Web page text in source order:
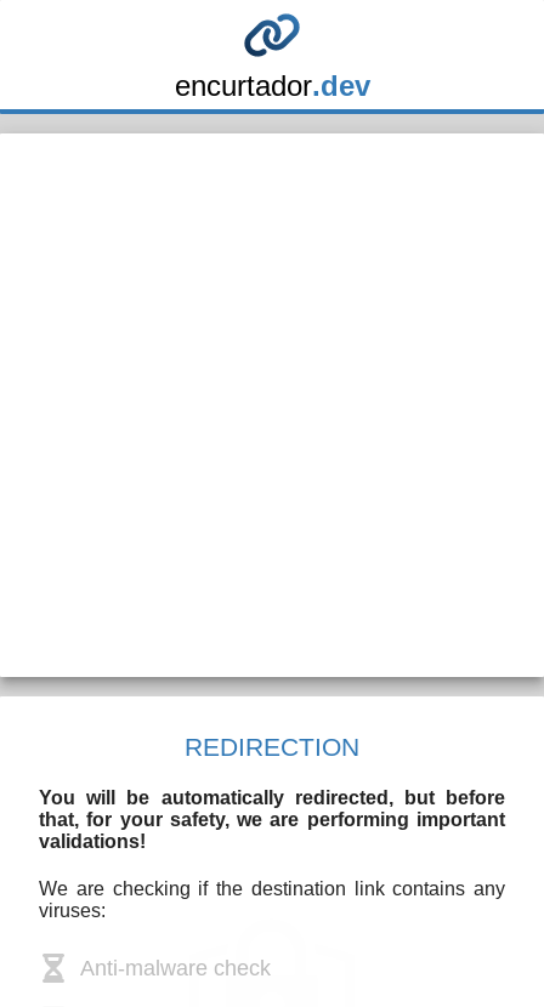
encurtador.dev
REDIRECTION
You will be automatically redirected, but before
that, for your safety, we are performing important
validations!
We are checking if the destination link contains any
viruses:
Anti-malware check